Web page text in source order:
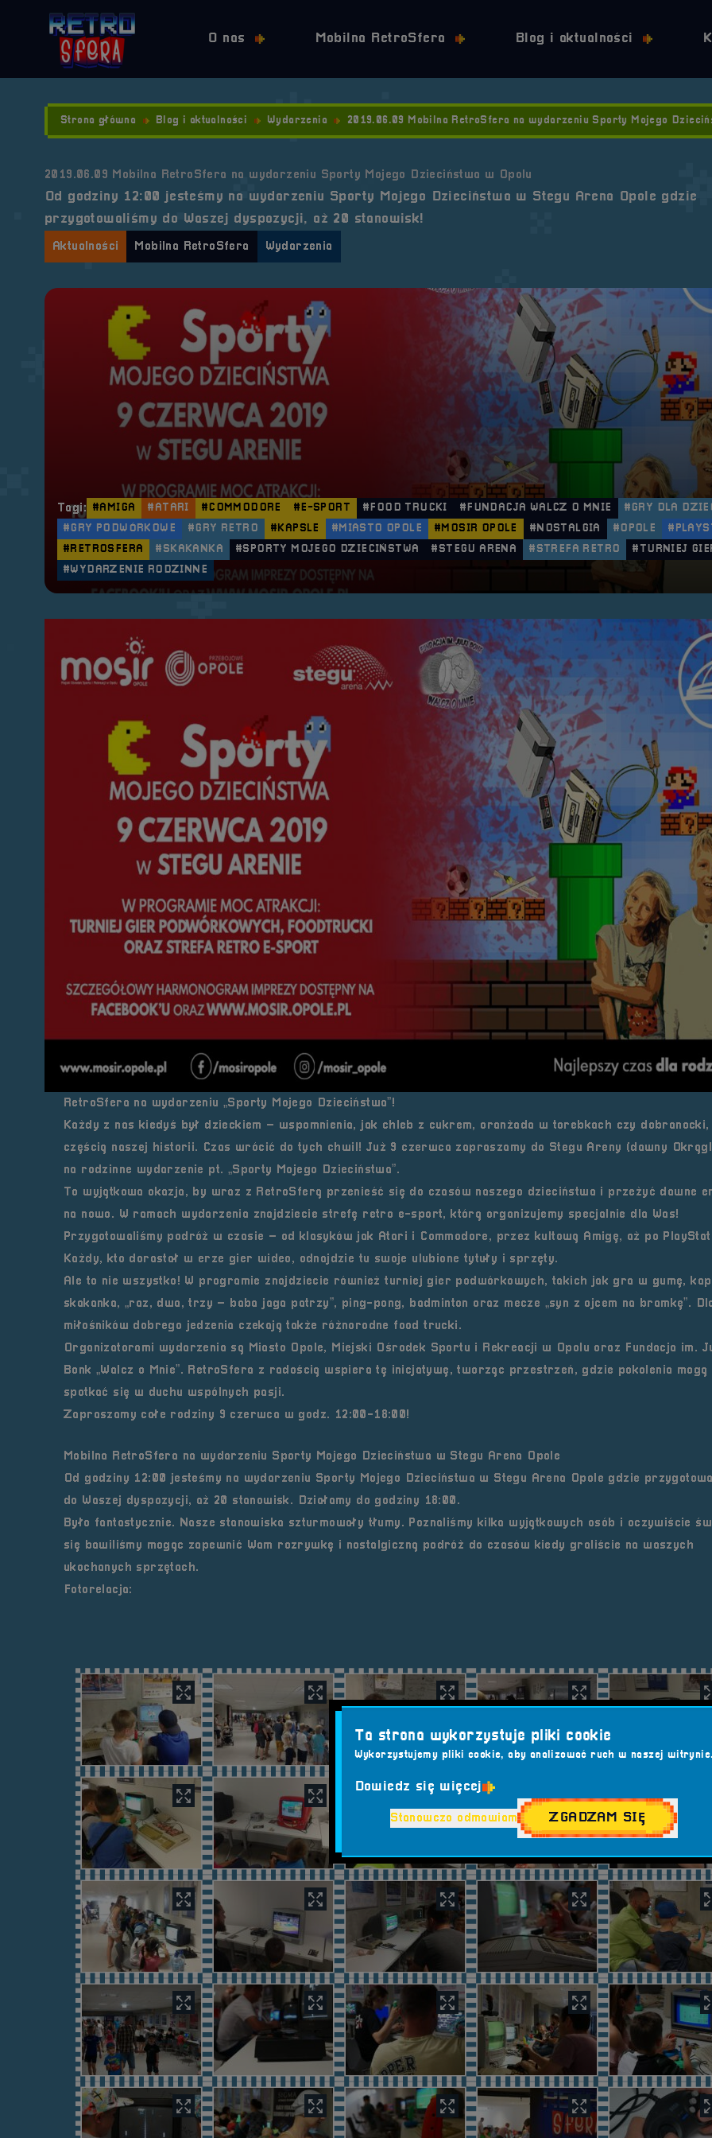
O nas Mobilna RetroSfera Blog i aktualności
Strona główna Blog i aktualności Wydarzenia 2019.06.09 Mobilna RetroSfera na wydarzeniu Sporty Mojego
2019.06.09 Mobilna RetroSfera na wydarzeniu Sporty Mojego Dzieciństwa w Opolu
Od godziny 12:00 jesteśmy na wydarzeniu Sporty Mojego Dzieciństwa w Stegu Arena Opole gdzie
przygotowaliśmy do Waszej dyspozycji, aż 20 stanowisk!
Aktualności Mobilna RetroSfera Wydarzenia
Tagi: #AMIGA #ATARI #COMMODORE #E-SPORT #FOOD TRUCKI #FUNDACJA WALCZ O MNIE
#GRY DLA
#GRY PODWÓRKOWE
#GRY RETRO #KAPSLE #MIASTO OPOLE #MOSIR OPOLE #NOSTALGIA #OPOLE
#RETROSFERA
#SKAKANKA #SPORTY MOJEGO DZIECIŃSTWA #STEGU ARENA #STREFA RETRO
#TURNIEJ
#WYDARZENIE RODZINNE
RetroSfera na wydarzeniu „Sporty Mojego Dzieciństwa”!
Każdy z nas kiedyś był dzieckiem – wspomnienia, jak chleb z cukrem, oranżada w torebkach czy dobranocki,
częścią naszej historii. Czas wrócić do tych chwil! Już 9 czerwca zapraszamy do Stegu Areny (dawny
na rodzinne wydarzenie pt. „Sporty Mojego Dzieciństwa”.
To wyjątkowa okazja, by wraz z RetroSferą przenieść się do czasów naszego dzieciństwa i przeżyć dawne
na nowo. W ramach wydarzenia znajdziecie strefę retro e-sport, którą organizujemy specjalnie dla Was!
Przygotowaliśmy podróż w czasie – od klasyków jak Atari i Commodore, przez kultową Amigę, aż po
Każdy, kto dorastał w erze gier wideo, odnajdzie tu swoje ulubione tytuły i sprzęty.
Ale to nie wszystko! W programie znajdziecie również turniej gier podwórkowych, takich jak gra w gumę,
skakanka, „raz, dwa, trzy – baba jaga patrzy”, ping-pong, badminton oraz mecze „syn z ojcem na bramkę”.
miłośników dobrego jedzenia czekają także różnorodne food trucki.
Organizatorami wydarzenia są Miasto Opole, Miejski Ośrodek Sportu i Rekreacji w Opolu oraz Fundacja im.
Bonk „Walcz o Mnie”. RetroSfera z radością wspiera tę inicjatywę, tworząc przestrzeń, gdzie pokolenia mogą
spotkać się w duchu wspólnych pasji.
Zapraszamy całe rodziny 9 czerwca w godz. 12:00-18:00!
Mobilna RetroSfera na wydarzeniu Sporty Mojego Dzieciństwa w Stegu Arena Opole
Od godziny 12:00 jesteśmy na wydarzeniu Sporty Mojego Dzieciństwa w Stegu Arena Opole gdzie
do Waszej dyspozycji, aż 20 stanowisk. Działamy do godziny 18:00.
Było fantastycznie. Nasze stanowiska szturmowały tłumy. Poznaliśmy kilka wyjątkowych osób i oczywiście
się bawiliśmy mogąc zapewnić Wam rozrywkę i nostalgiczną podróż do czasów kiedy graliście na waszych
ukochanych sprzętach.
Fotorelacja:
Ta strona wykorzystuje pliki cookie
Wykorzystujemy pliki cookie, aby analizować ruch w naszej witrynie.
Dowiedz się więcej
Stanowczo odmawiam ZGADZAM SIĘ